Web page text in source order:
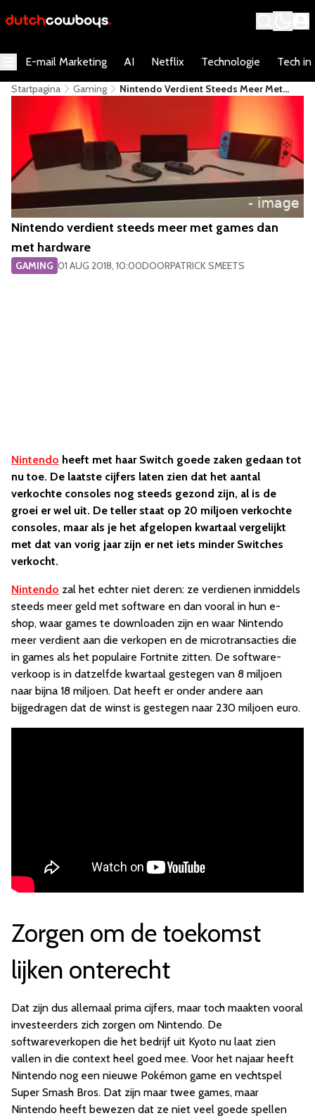
E-mail Marketing AI Netflix Technologie Tech in
Startpagina Gaming
Nintendo Verdient Steeds Meer Met
Nintendo verdient steeds meer met games dan
met hardware
GAMING 01 AUG 2018, 10:00DOORPATRICK SMEETS
Nintendo heeft met haar Switch goede zaken gedaan tot
nu toe. De laatste cijfers laten zien dat het aantal
verkochte consoles nog steeds gezond zijn, al is de
groei er wel uit. De teller staat op 20 miljoen verkochte
consoles, maar als je het afgelopen kwartaal vergelijkt
met dat van vorig jaar zijn er net iets minder Switches
verkocht.
Nintendo zal het echter niet deren: ze verdienen inmiddels
steeds meer geld met software en dan vooral in hun e-
shop, waar games te downloaden zijn en waar Nintendo
meer verdient aan die verkopen en de microtransacties die
in games als het populaire Fortnite zitten. De software-
verkoop is in datzelfde kwartaal gestegen van 8 miljoen
naar bijna 18 miljoen. Dat heeft er onder andere aan
bijgedragen dat de winst is gestegen naar 230 miljoen euro.
Zorgen om de toekomst
lijken onterecht
Dat zijn dus allemaal prima cijfers, maar toch maakten vooral
investeerders zich zorgen om Nintendo. De
softwareverkopen die het bedrijf uit Kyoto nu laat zien
vallen in die context heel goed mee. Voor het najaar heeft
Nintendo nog een nieuwe Pokémon game en vechtspel
Super Smash Bros. Dat zijn maar twee games, maar
Nintendo heeft bewezen dat ze niet veel goede spellen